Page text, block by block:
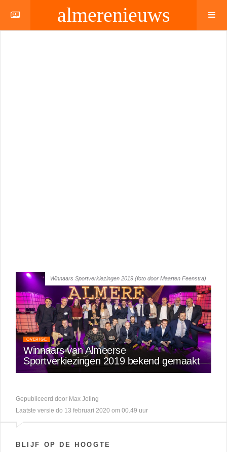
almerenieuws
Winnaars Sportverkiezingen 2019 (foto door Maarten Feenstra)
OVERIGE
Winnaars van Almeerse
Sportverkiezingen 2019 bekend gemaakt
Gepubliceerd door Max Joling
Laatste versie do 13 februari 2020 om 00.49 uur
BLIJF OP DE HOOGTE